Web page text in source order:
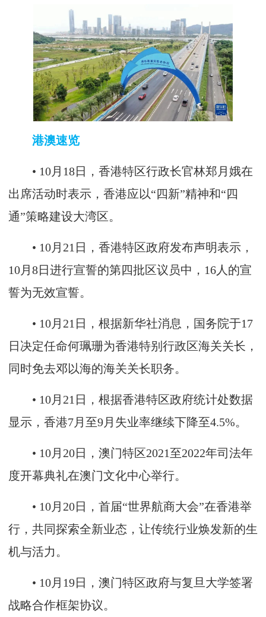
港澳速览
• 10月18日，香港特区行政长官林郑月娥在
出席活动时表示，香港应以“四新”精神和“四
通”策略建设大湾区。
• 10月21日，香港特区政府发布声明表示，
10月8日进行宣誓的第四批区议员中，16人的宣
誓为无效宣誓。
• 10月21日，根据新华社消息，国务院于17
日决定任命何珮珊为香港特别行政区海关关长，
同时免去邓以海的海关关长职务。
• 10月21日，根据香港特区政府统计处数据
显示，香港7月至9月失业率继续下降至4.5%。
• 10月20日，澳门特区2021至2022年司法年
度开幕典礼在澳门文化中心举行。
• 10月20日，首届“世界航商大会”在香港举
行，共同探索全新业态，让传统行业焕发新的生
机与活力。
• 10月19日，澳门特区政府与复旦大学签署
战略合作框架协议。